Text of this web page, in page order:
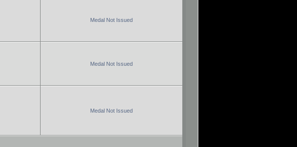
Medal Not Issued
Medal Not Issued
Medal Not Issued